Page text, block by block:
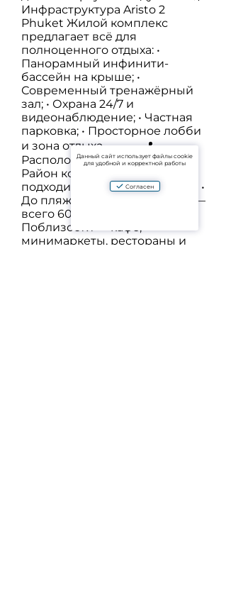
Инфраструктура Aristo 2
Phuket Жилой комплекс
предлагает всё для
полноценного отдыха: •
Панорамный инфинити-
бассейн на крыше; •
Современный тренажёрный
зал; • Охрана 24/7 и
видеонаблюдение; • Частная
парковка; • Просторное лобби
и зона отдыха. ⸻ 📍
Расположение и окружение
Район комплекса отлично
подходит для жизни и отдыха: •
До пляжей Сурин и Банг Тао —
всего 600 метров; •
Поблизости — кафе,
минимаркеты, рестораны и
Данный сайт использует файлы cookie
для удобной и корректной работы
Согласен